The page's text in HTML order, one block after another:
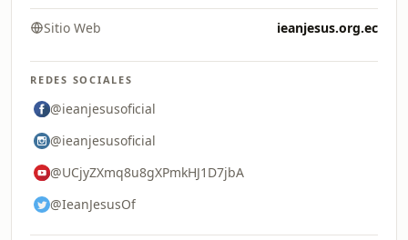
Sitio Web ieanjesus.org.ec
REDES SOCIALES
@ieanjesusoficial
@ieanjesusoficial
@UCjyZXmq8u8gXPmkHJ1D7jbA
@IeanJesusOf